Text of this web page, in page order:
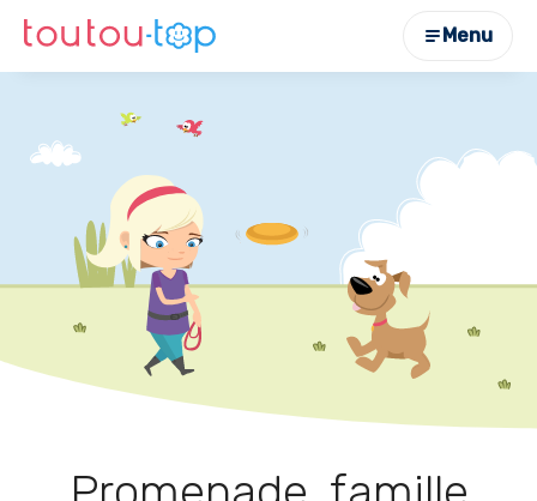
Menu